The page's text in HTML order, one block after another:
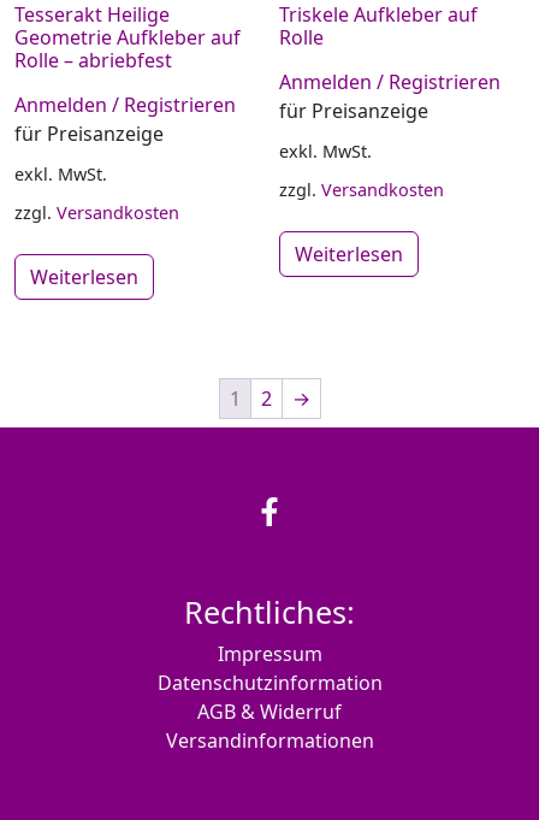
Tesserakt Heilige
Geometrie Aufkleber auf
Rolle – abriebfest
Anmelden / Registrieren
für Preisanzeige
exkl. MwSt.
zzgl. Versandkosten
Weiterlesen
Triskele Aufkleber auf
Rolle
Anmelden / Registrieren
für Preisanzeige
exkl. MwSt.
zzgl.Versandkosten
Weiterlesen
1 2 →
Rechtliches:
Impressum
Datenschutzinformation
AGB & Widerruf
Versandinformationen